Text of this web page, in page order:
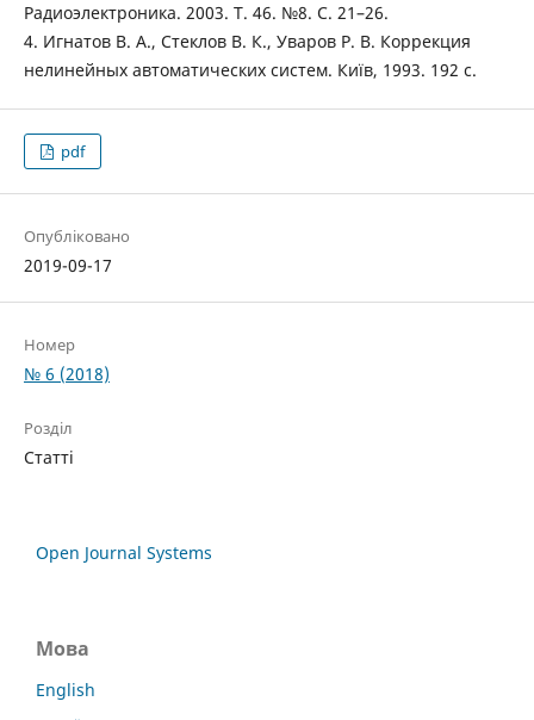
Радиоэлектроника. 2003. Т. 46. №8. С. 21–26.
4. Игнатов В. А., Стеклов В. К., Уваров Р. В. Коррекция
нелинейных автоматических систем. Київ, 1993. 192 с.
pdf
Опубліковано
2019-09-17
Номер
№ 6 (2018)
Розділ
Статті
Open Journal Systems
Мова
English